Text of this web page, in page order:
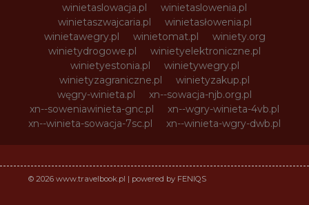
winietaslowacja.pl
winietaslowenia.pl
winietaszwajcaria.pl
winietasłowenia.pl
winietawegry.pl
winietomat.pl
winiety.org
winietydrogowe.pl
winietyelektroniczne.pl
winietyestonia.pl
winietywegry.pl
winietyzagraniczne.pl
winietyzakup.pl
węgry-winieta.pl
xn--sowacja-njb.org.pl
xn--soweniawinieta-gnc.pl
xn--wgry-winieta-4vb.pl
xn--winieta-sowacja-7sc.pl
xn--winieta-wgry-dwb.pl
© 2026 www.travelbook.pl | powered by FENIQS